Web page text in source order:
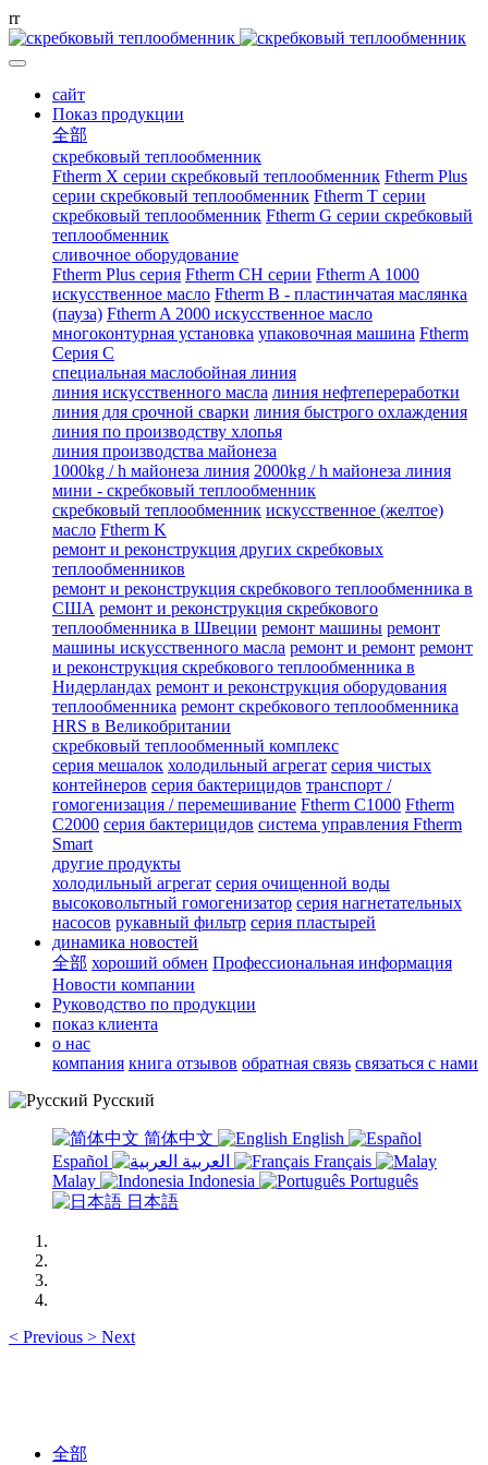
rr
сайт
Показ продукции
全部
скребковый теплообменник
Ftherm X серии скребковый теплообменник Ftherm Plus
серии скребковый теплообменник Ftherm T серии
скребковый теплообменник Ftherm G серии скребковый
теплообменник
сливочное оборудование
Ftherm Plus серия Ftherm CH серии Ftherm A 1000
искусственное масло Ftherm B - пластинчатая маслянка
(пауза) Ftherm A 2000 искусственное масло
многоконтурная установка упаковочная машина Ftherm
Серия C
специальная маслобойная линия
линия искусственного масла линия нефтепереработки
линия для срочной сварки линия быстрого охлаждения
линия по производству хлопья
линия производства майонеза
1000kg / h майонеза линия 2000kg / h майонеза линия
мини - скребковый теплообменник
скребковый теплообменник искусственное (желтое)
масло Ftherm K
ремонт и реконструкция других скребковых
теплообменников
ремонт и реконструкция скребкового теплообменника в
США ремонт и реконструкция скребкового
теплообменника в Швеции ремонт машины ремонт
машины искусственного масла ремонт и ремонт ремонт
и реконструкция скребкового теплообменника в
Нидерландах ремонт и реконструкция оборудования
теплообменника ремонт скребкового теплообменника
HRS в Великобритании
скребковый теплообменный комплекс
серия мешалок холодильный агрегат серия чистых
контейнеров серия бактерицидов транспорт /
гомогенизация / перемешивание Ftherm C1000 Ftherm
C2000 серия бактерицидов система управления Ftherm
Smart
другие продукты
холодильный агрегат серия очищенной воды
высоковольтный гомогенизатор серия нагнетательных
насосов рукавный фильтр серия пластырей
динамика новостей
全部 хороший обмен Профессиональная информация
Новости компании
Руководство по продукции
показ клиента
о нас
компания книга отзывов обратная связь связаться с нами
Русский
简体中文
English
Español
Français
Malay
Indonesia
Português
日本語
< Previous > Next
全部